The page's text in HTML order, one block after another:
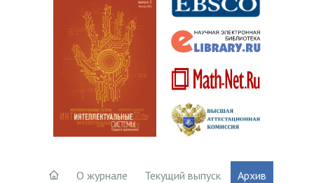
О журнале Текущий выпуск
Архив